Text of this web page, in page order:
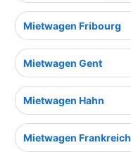
Mietwagen Fribourg
Mietwagen Gent
Mietwagen Hahn
Mietwagen Frankreich